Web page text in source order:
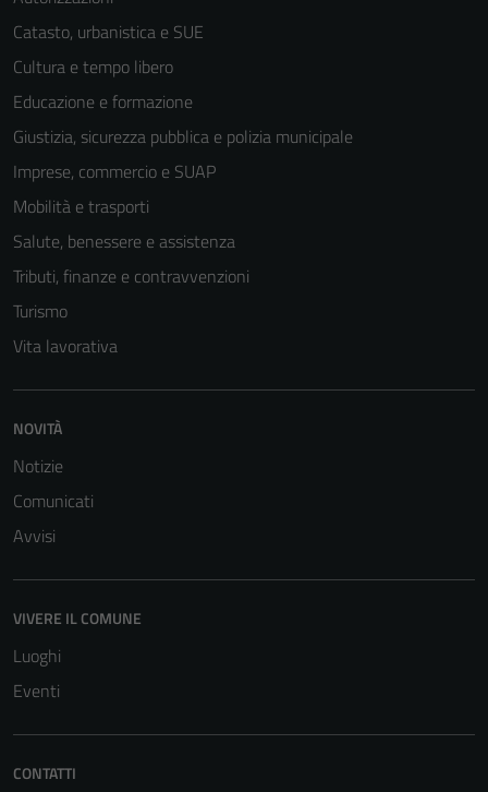
Catasto, urbanistica e SUE
Cultura e tempo libero
Educazione e formazione
Giustizia, sicurezza pubblica e polizia municipale
Imprese, commercio e SUAP
Mobilità e trasporti
Salute, benessere e assistenza
Tributi, finanze e contravvenzioni
Turismo
Vita lavorativa
NOVITÀ
Notizie
Comunicati
Avvisi
VIVERE IL COMUNE
Luoghi
Eventi
CONTATTI
Tecnici
possono